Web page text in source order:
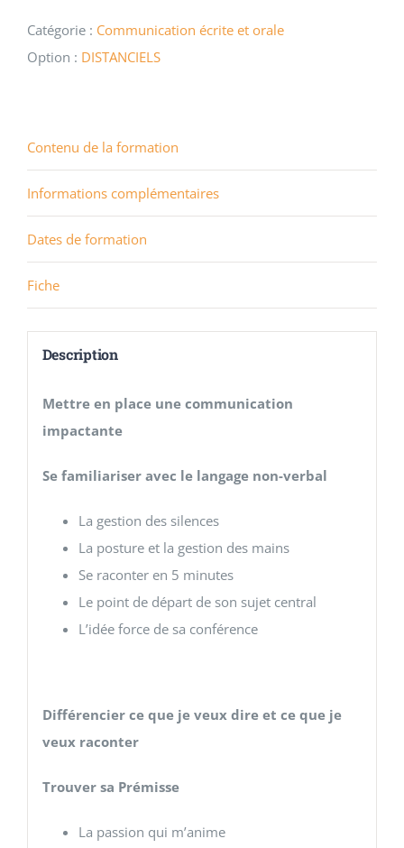
Catégorie : Communication écrite et orale
Option : DISTANCIELS
Contenu de la formation
Informations complémentaires
Dates de formation
Fiche
Description
Mettre en place une communication
impactante
Se familiariser avec le langage non-verbal
La gestion des silences
La posture et la gestion des mains
Se raconter en 5 minutes
Le point de départ de son sujet central
L’idée force de sa conférence
Différencier ce que je veux dire et ce que je
veux raconter
Trouver sa Prémisse
La passion qui m’anime